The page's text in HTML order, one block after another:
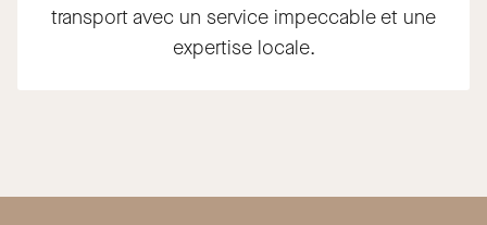
transport avec un service impeccable et une
expertise locale.